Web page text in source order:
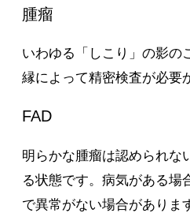
腫瘤
いわゆる「しこり」の影の
縁によって精密検査が必要
FAD
明らかな腫瘤は認められな
る状態です。病気がある場
で異常がない場合がありま